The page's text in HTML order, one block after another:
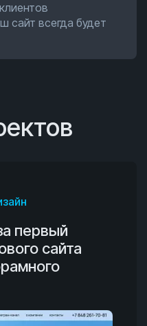
сайт всегда будет
первый
сайта